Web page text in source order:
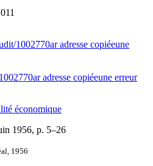
1002770aradresse copiéeune
adresse copiéeune erreur
économique
1956, p. 5–26
1956